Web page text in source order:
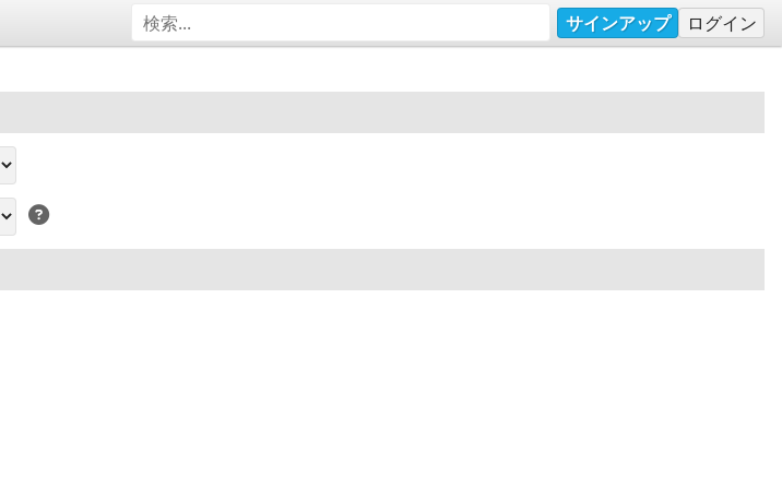
サインアップ ログイン